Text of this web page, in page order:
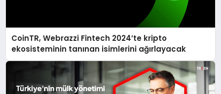
CoinTR, Webrazzi Fintech 2024’te kripto
ekosisteminin tanınan isimlerini ağırlayacak